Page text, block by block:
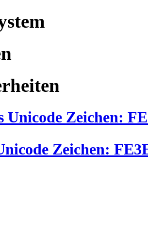
Unicode Zeichen:
Zeichen: